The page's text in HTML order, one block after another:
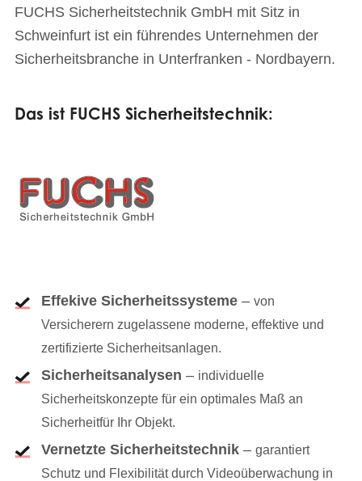
FUCHS Sicherheitstechnik GmbH mit Sitz in
Schweinfurt ist ein führendes Unternehmen der
Sicherheitsbranche in Unterfranken - Nordbayern.
Das ist FUCHS Sicherheitstechnik:
Effekive Sicherheitssysteme– von
Versicherern zugelassene moderne, effektive und
zertifizierte Sicherheitsanlagen.
Sicherheitsanalysen – individuelle
Sicherheitskonzepte für ein optimales Maß an
Sicherheitfür Ihr Objekt.
Vernetzte Sicherheitstechnik– garantiert
Schutz und Flexibilität durch Videoüberwachung in